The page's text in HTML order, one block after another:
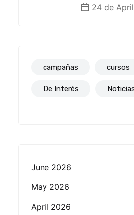
24 de
campañas cursos
De Interés Noticias
June 2026
May 2026
April 2026